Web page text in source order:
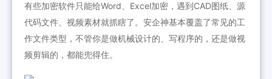
有些加密软件只能给Word、Excel加密，遇到CAD图纸、源
代码文件、视频素材就抓瞎了。安企神基本覆盖了常见的工
作文件类型，不管你是做机械设计的、写程序的，还是做视
频剪辑的，都能兜得住。